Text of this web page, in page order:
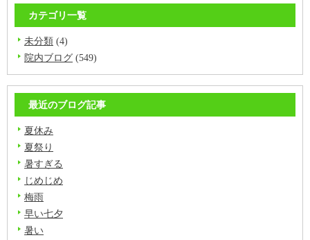
カテゴリ一覧
未分類 (4)
院内ブログ (549)
最近のブログ記事
夏休み
夏祭り
暑すぎる
じめじめ
梅雨
早い七夕
暑い